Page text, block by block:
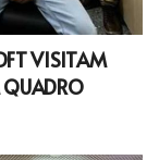
VISITAM
QUADRO